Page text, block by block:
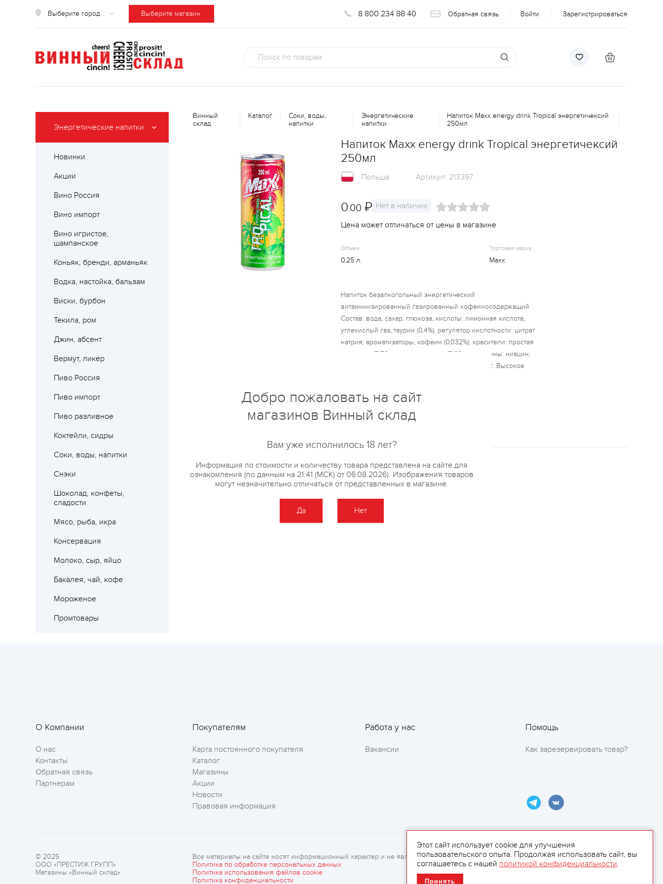
Выберите город Выберите магазин 8 800 234 88 40 Обратная связь Войти Зарегистрироваться
Энергетические напитки
Новинки
Акции
Вино Россия
Вино импорт
Вино игристое,
шампанское
Коньяк, бренди, арманьяк
Водка, настойка, бальзам
Виски, бурбон
Текила, ром
Джин, абсент
Вермут, ликер
Пиво Россия
Пиво импорт
Пиво разливное
Коктейли, сидры
Соки, воды, напитки
Снэки
Шоколад, конфеты,
сладости
Мясо, рыба, икра
Консервация
Молоко, сыр, яйцо
Бакалея, чай, кофе
Мороженое
Промтовары
Винный
склад
Каталог
Соки, воды,
напитки
Энергетические
напитки
Напиток Maxx energy drink Tropical энергетичексий
250мл
Напиток Maxx energy drink Tropical энергетичексий
250мл
Польша. Артикул: 213397
0.00 ₽ Нет в наличии
Цена может отличаться от цены в магазине
Объем
0.25 л.
Торговая марка
Maxx
Напиток безалкогольный энергетический
витаминизированный газированный кофеиносодержащий
Состав: вода, сахар, глюкоза, кислоты: лимонная кислота,
углекислый газ, таурин (0,4%), регулятор кислотности: цитрат
натрия; ароматизаторы, кофеин (0,032%), красители: простая
карамель (E150a), апокаротеналь (E160e); витамины: ниацин,
пантотеновая кислота, витамин B6, витамин B12. Высокое
О Компании
О нас
Контакты
Обратная связь
Партнерам
Покупателям
Карта постоянного покупателя
Каталог
Магазины
Акции
Новости
Правовая информация
Работа у нас
Вакансии
Помощь
Как зарезервировать товар?
© 2025
ООО «ПРЕСТИЖ ГРУПП»
Магазины «Винный склад»
Все материалы на сайте носят информационный характер и не являются рекламой.
Политика по обработке персональных данных
Политика использования файлов cookie
Политика конфиденциальности
Этот сайт использует cookie для улучшения
пользовательского опыта. Продолжая использовать сайт, вы
соглашаетесь с нашей политикой конфиденциальности.
Принять
Добро пожаловать на сайт
магазинов Винный склад
Вам уже исполнилось 18 лет?
Информация по стоимости и количеству товара представлена на сайте для
ознакомления (по данным на 21:41 (МСК) от 06.08.2026). Изображения товаров
могут незначительно отличаться от представленных в магазине.
Да Нет